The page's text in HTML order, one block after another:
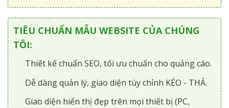
TIÊU CHUẨN MẪU WEBSITE CỦA CHÚNG
TÔI:
Thiết kế chuẩn SEO, tối ưu chuẩn cho quảng cáo.
Dễ dàng quản lý, giao diện tùy chỉnh KÉO - THẢ.
Giao diện hiển thị đẹp trên mọi thiết bị (PC,